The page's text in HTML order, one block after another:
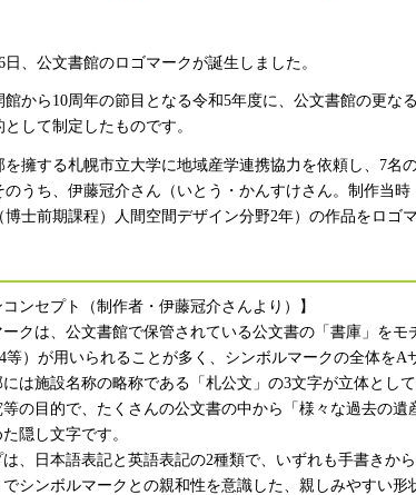
日、公文書館のロゴマークが誕生しました。
館から10周年の節目となる令和5年度に、公文書館の更な
して制定したものです。
を擁する札幌市立大学に地域産学連携協力を依頼し、7名
のうち、伊藤冠介さん（いとう・かんすけさん。制作当
士前期課程）人間空間デザイン分野2年）の作品をロゴ
コンセプト（制作者・伊藤冠介さんより）】
クは、公文書館で保管されている公文書の「書庫」を
等）が用いられることが多く、シンボルマークの全体を
には施設名称の略称である「札公文」の3文字が立体とし
の目的で、たくさんの公文書の中から「様々な過去の遺
隠し文字です。
は、日本語表記と英語表記の2種類で、いずれも手書きか
シンボルマークとの親和性を意識した、親しみやすい形